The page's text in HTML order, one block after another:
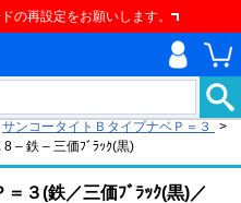
の再設定をお願いします。
サンコータイトＢタイプナベＰ＝３
>
– 鉄 – 三価ﾌﾞﾗｯｸ(黒)
３(鉄／三価ﾌﾞﾗｯｸ(黒)／